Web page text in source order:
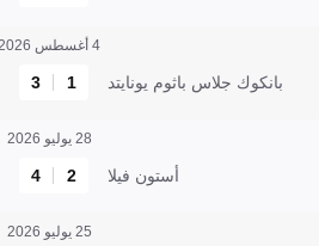
4 أغسطس 2026
بانكوك جلاس باثوم يونايتد 1
3
28 يوليو 2026
أستون فيلا 2
4
25 يوليو 2026